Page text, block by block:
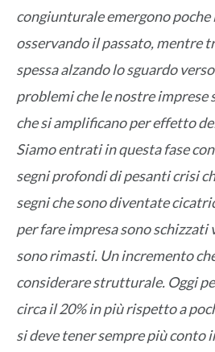
congiunturale emergono
osservando il passato, mentre
spessa alzando lo sguardo
problemi che le nostre imprese
che si amplificano per effetto
Siamo entrati in questa fase
segni profondi di pesanti crisi
segni che sono diventate
per fare impresa sono schizzati
sono rimasti. Un incremento
considerare strutturale. Oggi
circa il 20% in più rispetto a
si deve tener sempre più conto